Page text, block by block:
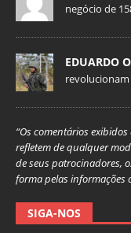
negócio de
EDUARDO
“Os comentários
refletem de qualquer
de seus patrocinadores,
forma pelas informações
SIGA-NOS